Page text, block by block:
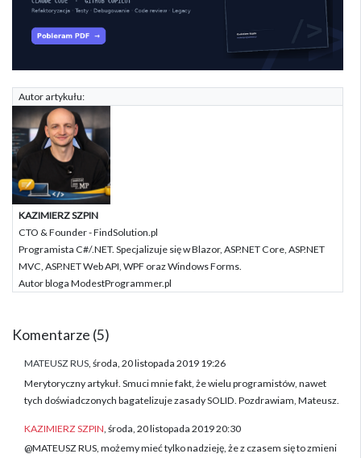
Autor artykułu:
KAZIMIERZ SZPIN
CTO & Founder - FindSolution.pl
Programista C#/.NET. Specjalizuje się w Blazor, ASP.NET Core, ASP.NET
MVC, ASP.NET Web API, WPF oraz Windows Forms.
Autor bloga ModestProgrammer.pl
Komentarze (5)
MATEUSZ RUS, środa, 20 listopada 2019 19:26
Merytoryczny artykuł. Smuci mnie fakt, że wielu programistów, nawet
tych doświadczonych bagatelizuje zasady SOLID. Pozdrawiam, Mateusz.
KAZIMIERZ SZPIN , środa, 20 listopada 2019 20:30
@MATEUSZ RUS, możemy mieć tylko nadzieję, że z czasem się to zmieni